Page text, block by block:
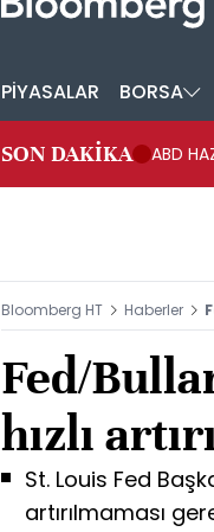
PİYASALAR BORSA
SON DAKİKA ABD
Bloomberg HT Haberler
Fed/
hızlı
St. Louis Fed
artırılmaması